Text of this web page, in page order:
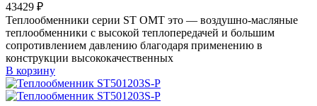
43429 ₽
Теплообменники серии ST OMT это — воздушно-масляные
теплообменники с высокой теплопередачей и большим
сопротивлением давлению благодаря применению в
конструкции высококачественных
В корзину